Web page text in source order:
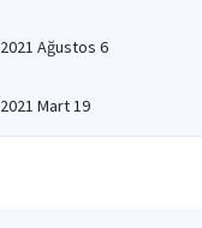
2021 Ağustos 6
2021 Mart 19